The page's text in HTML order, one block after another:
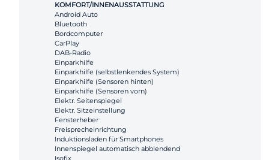
KOMFORT/INNENAUSSTATTUNG
Android Auto
Bluetooth
Bordcomputer
CarPlay
DAB-Radio
Einparkhilfe
Einparkhilfe (selbstlenkendes System)
Einparkhilfe (Sensoren hinten)
Einparkhilfe (Sensoren vorn)
Elektr. Seitenspiegel
Elektr. Sitzeinstellung
Fensterheber
Freisprecheinrichtung
Induktionsladen für Smartphones
Innenspiegel automatisch abblendend